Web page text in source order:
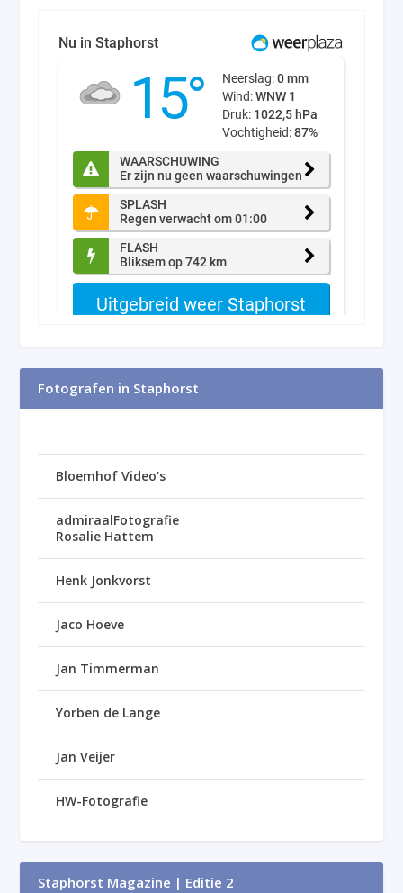
Fotografen in Staphorst
Bloemhof Video’s
admiraalFotografie
Rosalie Hattem
Henk Jonkvorst
Jaco Hoeve
Jan Timmerman
Yorben de Lange
Jan Veijer
HW-Fotografie
Staphorst Magazine | Editie 2